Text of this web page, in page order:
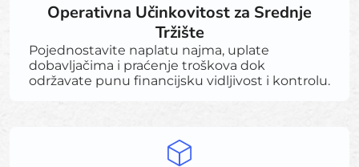
Operativna Učinkovitost za Srednje
Tržište
Pojednostavite naplatu najma, uplate
dobavljačima i praćenje troškova dok
održavate punu financijsku vidljivost i kontrolu.